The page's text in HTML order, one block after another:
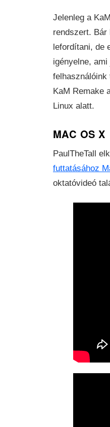
Jelenleg a
rendszert. Bár
lefordítani, de
igényelne,
felhasználóink
KaM Remake
Linux alatt.
MAC OS X
PaulTheTall
futtatásához
oktatóvideó